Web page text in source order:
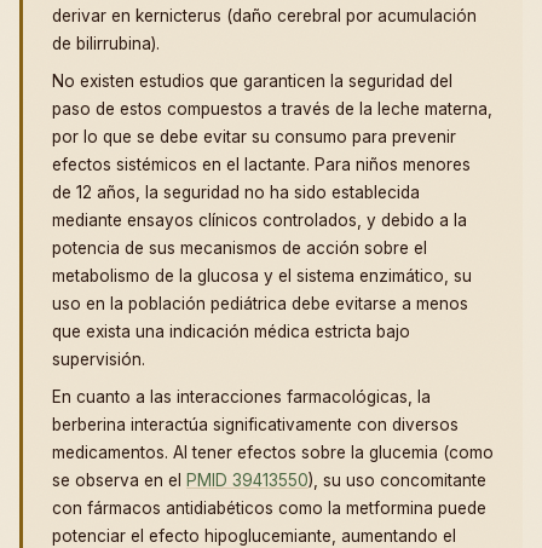
derivar en kernicterus (daño cerebral por acumulación
de bilirrubina).
No existen estudios que garanticen la seguridad del
paso de estos compuestos a través de la leche materna,
por lo que se debe evitar su consumo para prevenir
efectos sistémicos en el lactante. Para niños menores
de 12 años, la seguridad no ha sido establecida
mediante ensayos clínicos controlados, y debido a la
potencia de sus mecanismos de acción sobre el
metabolismo de la glucosa y el sistema enzimático, su
uso en la población pediátrica debe evitarse a menos
que exista una indicación médica estricta bajo
supervisión.
En cuanto a las interacciones farmacológicas, la
berberina interactúa significativamente con diversos
medicamentos. Al tener efectos sobre la glucemia (como
se observa en el
PMID 39413550), su uso concomitante
con fármacos antidiabéticos como la metformina puede
potenciar el efecto hipoglucemiante, aumentando el